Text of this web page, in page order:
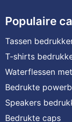
Populaire
Tassen
T-shirts
Waterflessen
Bedrukte
Speakers
Bedrukte caps